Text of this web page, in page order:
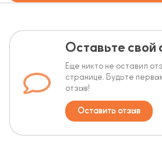
Оставьте свой
Еще никто не оставил
странице. Будьте
отзыв!
Оставить отзыв